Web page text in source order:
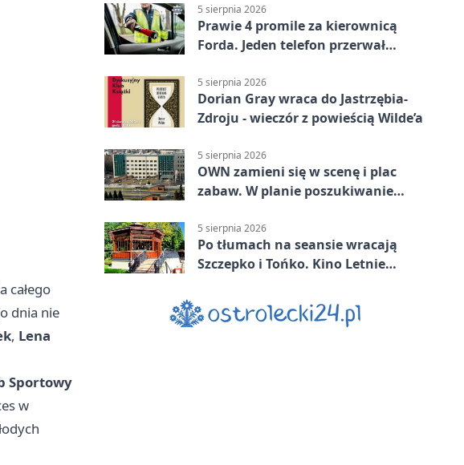
całego
dnia nie
, Lena
Sportowy
w
5 sierpnia 2026
Prawie 4 promile za kierownicą
Forda. Jeden telefon przerwał
5 sierpnia 2026
Dorian Gray wraca do Jastrzębia-
Zdroju - wieczór z powieścią Wilde’a
5 sierpnia 2026
OWN zamieni się w scenę i plac
zabaw. W planie poszukiwanie
5 sierpnia 2026
Po tłumach na seansie wracają
Szczepko i Tońko. Kino Letnie